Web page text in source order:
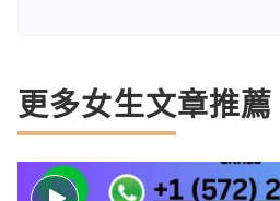
更多女生文章推薦